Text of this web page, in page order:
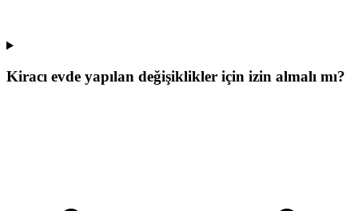
Kiracı evde yapılan değişiklikler için izin almalı mı?